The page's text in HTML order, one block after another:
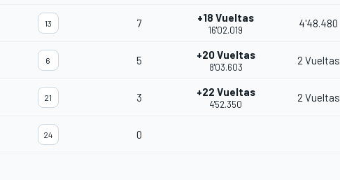
13 7 +18 Vueltas
16'02.019
4'48.480
6 5 +20 Vueltas
8'03.603
2 Vueltas
21 3 +22 Vueltas
4'52.350
2 Vueltas
24 0